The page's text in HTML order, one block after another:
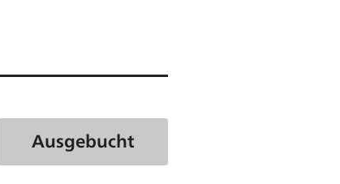
Ausgebucht